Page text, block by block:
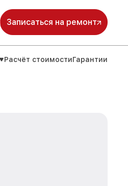
Записаться на ремонт
Расчёт стоимостиГарантии